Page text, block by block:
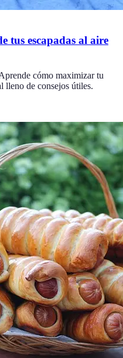
tus escapadas al aire
cómo maximizar tu
lleno de consejos útiles.